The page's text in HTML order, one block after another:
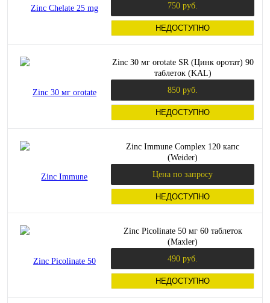
750 руб.
НЕДОСТУПНО
Zinc 30 мг orotate SR (Цинк оротат) 90
таблеток (KAL)
850 руб.
НЕДОСТУПНО
Zinc Immune Complex 120 капс
(Weider)
Цена по запросу
НЕДОСТУПНО
Zinc Picolinate 50 мг 60 таблеток
(Maxler)
490 руб.
НЕДОСТУПНО